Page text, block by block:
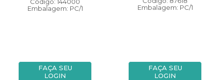
Embalagem: PC/1
FAÇA SEU
LOGIN
Embalagem: PC/1
FAÇA SEU
LOGIN